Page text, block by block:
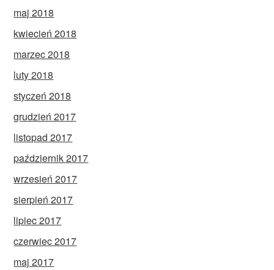
maj 2018
kwiecień 2018
marzec 2018
luty 2018
styczeń 2018
grudzień 2017
listopad 2017
październik 2017
wrzesień 2017
sierpień 2017
lipiec 2017
czerwiec 2017
maj 2017